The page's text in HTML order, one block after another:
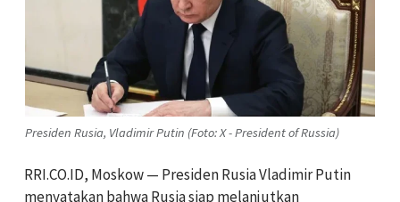
Presiden Rusia, Vladimir Putin (Foto: X - President of Russia)
RRI.CO.ID, Moskow — Presiden Rusia Vladimir Putin
menyatakan bahwa Rusia siap melanjutkan